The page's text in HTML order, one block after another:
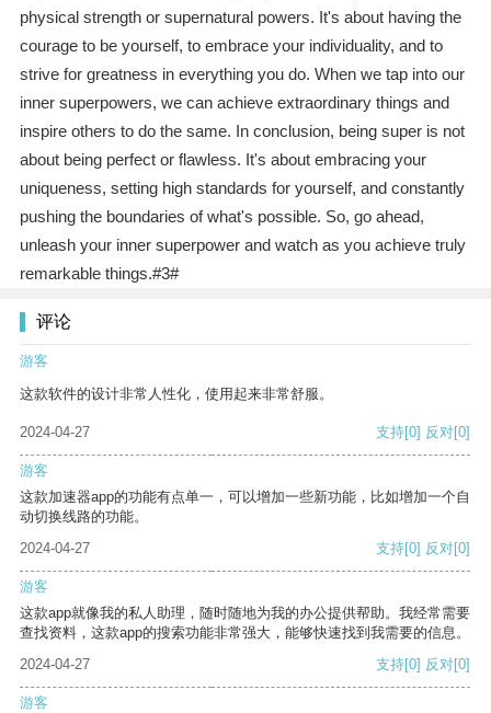
physical strength or supernatural powers. It's about having the
courage to be yourself, to embrace your individuality, and to
strive for greatness in everything you do. When we tap into our
inner superpowers, we can achieve extraordinary things and
inspire others to do the same. In conclusion, being super is not
about being perfect or flawless. It's about embracing your
uniqueness, setting high standards for yourself, and constantly
pushing the boundaries of what's possible. So, go ahead,
unleash your inner superpower and watch as you achieve truly
remarkable things.#3#
评论
游客
这款软件的设计非常人性化，使用起来非常舒服。
2024-04-27 支持[0] 反对[0]
游客
这款加速器app的功能有点单一，可以增加一些新功能，比如增加一个自
动切换线路的功能。
2024-04-27
支持[0] 反对[0]
游客
这款app就像我的私人助理，随时随地为我的办公提供帮助。我经常需要
查找资料，这款app的搜索功能非常强大，能够快速找到我需要的信息。
2024-04-27
支持[0] 反对[0]
游客